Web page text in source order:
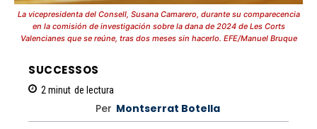
La vicepresidenta del Consell, Susana Camarero, durante su comparecencia
en la comisión de investigación sobre la dana de 2024 de Les Corts
Valencianes que se reúne, tras dos meses sin hacerlo. EFE/Manuel Bruque
SUCCESSOS
2 minut de lectura
Per Montserrat Botella